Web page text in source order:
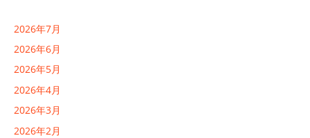
2026年7月
2026年6月
2026年5月
2026年4月
2026年3月
2026年2月